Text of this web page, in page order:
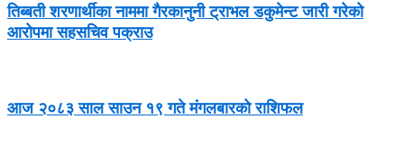
तिब्बती शरणार्थीका नाममा गैरकानुनी ट्राभल डकुमेन्ट जारी गरेको
आरोपमा सहसचिव पक्राउ
आज २०८३ साल साउन १९ गते मंगलबारको राशिफल